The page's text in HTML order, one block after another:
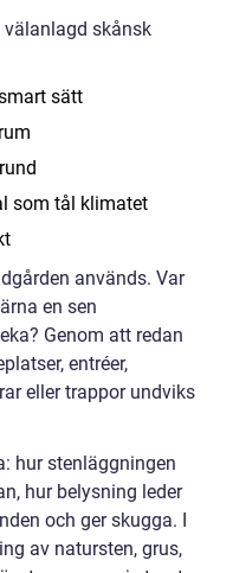
välanlagd skånsk
sätt
som tål klimatet
används. Var
en sen
Genom att redan
entréer,
eller trappor undviks
hur stenläggningen
hur belysning leder
och ger skugga. I
av natursten, grus,